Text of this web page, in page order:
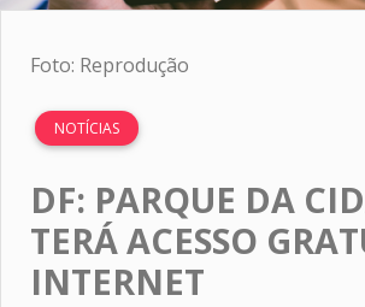
Foto: Reprodução
NOTÍCIAS
DF: PARQUE DA
TERÁ ACESSO
INTERNET